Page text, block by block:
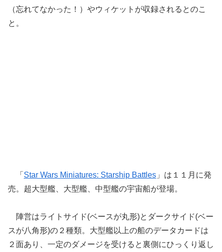
（忘れてなかった！）やウィケットが収録されるとのこ
と。
「 Star Wars Miniatures: Starship Battles 」は１１月に発
売。超大型艦、大型艦、中型艦の宇宙船が登場。
陣営はライトサイド(ベースが丸形)とダークサイド(ベー
スが八角形)の２種類。大型艦以上の船のデータカードは
２面あり、一定のダメージを受けると裏側にひっくり返し